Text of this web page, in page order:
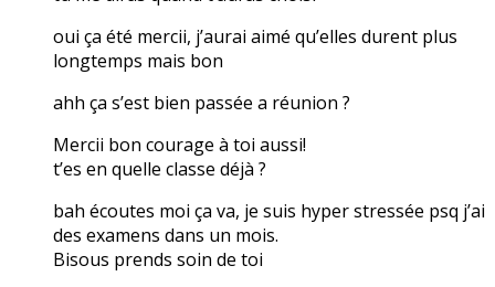
oui ça été mercii, j’aurai aimé qu’elles durent plus
longtemps mais bon
ahh ça s’est bien passée a réunion ?
Mercii bon courage à toi aussi!
t’es en quelle classe déjà ?
bah écoutes moi ça va, je suis hyper stressée psq j’ai
des examens dans un mois.
Bisous prends soin de toi